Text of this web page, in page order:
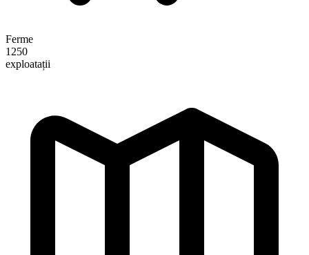
Ferme
1250
exploatații